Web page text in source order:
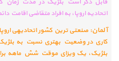
اتحادیه اروپا، به افراد متقاضی اقامت
آلمان: صنعتی­ ترین کشور اتحادیه­ی
کاری در وضعیت بهتری نسبت به بلژیک
بلژیک، یک ویزای موقت شش ماهه